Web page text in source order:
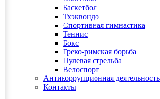
Баскетбол
Тхэквондо
Спортивная гимнастика
Теннис
Бокс
Греко-римская борьба
Пулевая стрельба
Велоспорт
Антикоррупционная деятельность
Контакты